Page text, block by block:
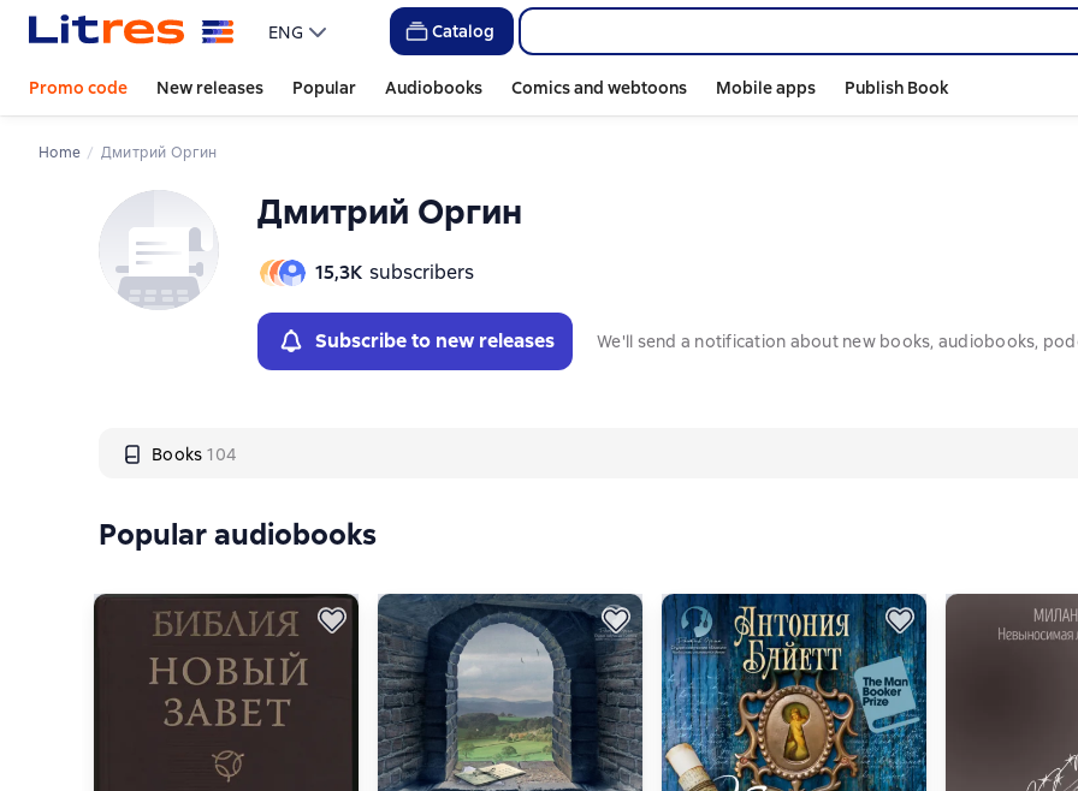
ENG Catalog
Promo code New releases Popular Audiobooks Comics and webtoons Mobile apps Publish Book
Home Дмитрий Оргин
Дмитрий Оргин
15,3К subscribers
Subscribe to new releases We'll send a notification about new books, audiobooks,
Books 104
Слайдер с книгами
Popular audiobooks